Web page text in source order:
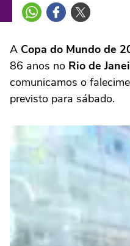
A Copa do Mundo de
86 anos no Rio de
comunicamos o
previsto para sábado.